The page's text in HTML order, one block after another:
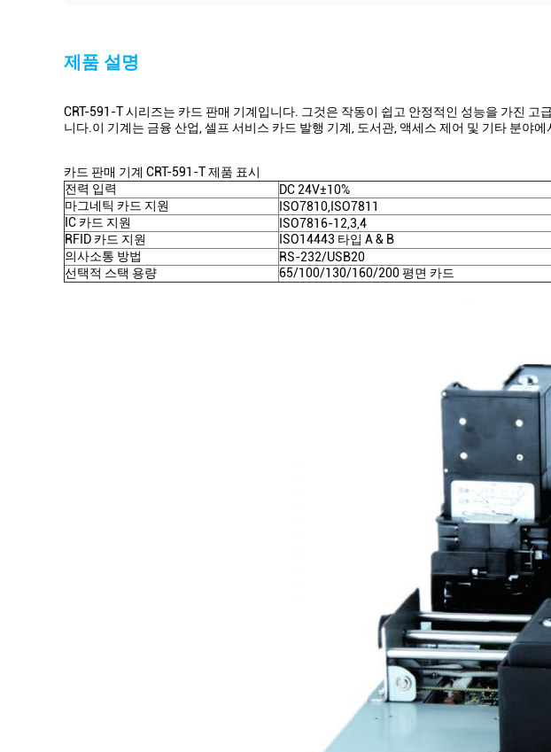
제품 설명
CRT-591-T 시리즈는 카드 판매 기계입니다. 그것은 작동이 쉽고 안정적인 성능을 가진
니다.이 기계는 금융 산업, 셀프 서비스 카드 발행 기계, 도서관, 액세스 제어 및 기타 분야
카드 판매 기계 CRT-591-T 제품 표시
전력 입력
DC 24V±10%
마그네틱 카드 지원
ISO7810,ISO7811
IC 카드 지원
ISO7816-12,3,4
RFID 카드 지원
ISO14443 타입 A & B
의사소통 방법
RS-232/USB20
선택적 스택 용량
65/100/130/160/200 평면 카드